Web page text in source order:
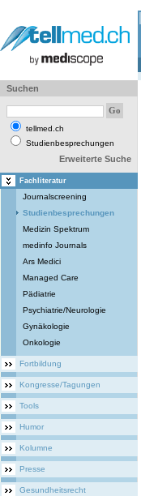
Suchen
tellmed.ch
Studienbesprechungen
Erweiterte Suche
Fachliteratur
Journalscreening
Studienbesprechungen
Medizin Spektrum
medinfo Journals
Ars Medici
Managed Care
Pädiatrie
Psychiatrie/Neurologie
Gynäkologie
Onkologie
Fortbildung
Kongresse/Tagungen
Tools
Humor
Kolumne
Presse
Gesundheitsrecht